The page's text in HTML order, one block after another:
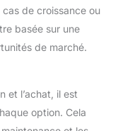
de croissance ou
basée sur une
de marché.
et l’achat, il est
option. Cela